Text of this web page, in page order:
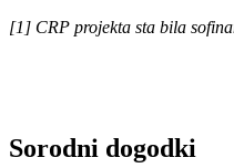
[1] CRP projekta sta bila
Sorodni dogodki